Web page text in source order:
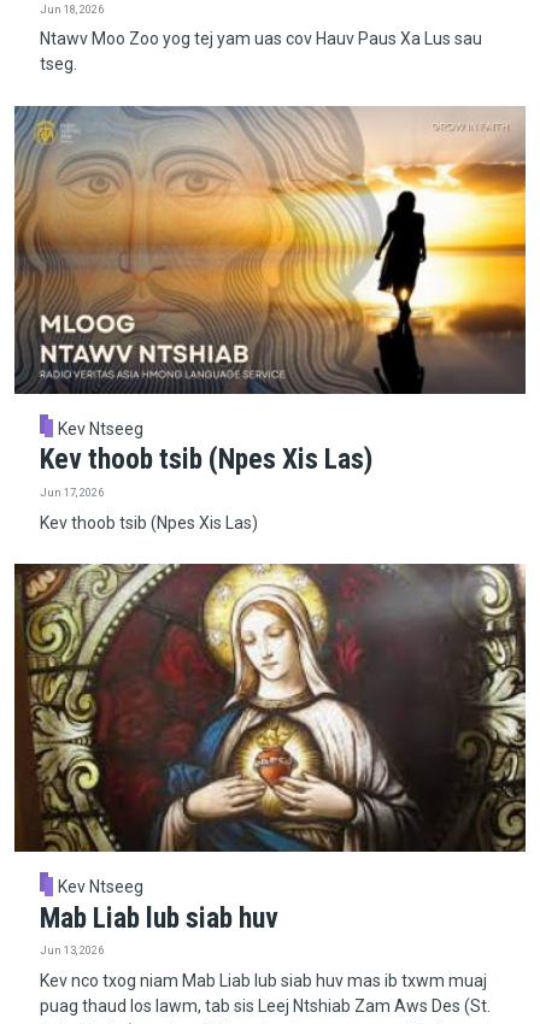
Jun 18, 2026
Ntawv Moo Zoo yog tej yam uas cov Hauv Paus Xa Lus sau
tseg.
Kev Ntseeg
Kev thoob tsib (Npes Xis Las)
Jun 17, 2026
Kev thoob tsib (Npes Xis Las)
Kev Ntseeg
Mab Liab lub siab huv
Jun 13, 2026
Kev nco txog niam Mab Liab lub siab huv mas ib txwm muaj
puag thaud los lawm, tab sis Leej Ntshiab Zam Aws Des (St.